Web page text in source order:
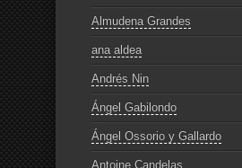
Almudena Grandes
ana aldea
Andrés Nin
Ángel Gabilondo
Ángel Ossorio y Gallardo
Antoine Candelas